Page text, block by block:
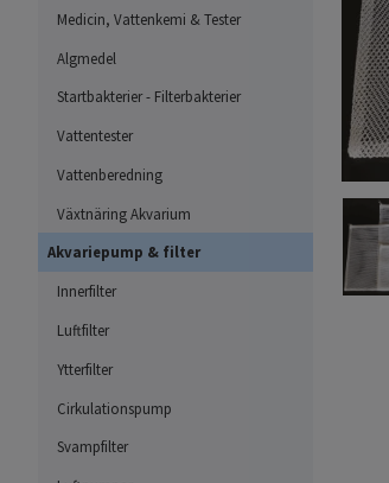
Medicin, Vattenkemi & Tester
Algmedel
Startbakterier - Filterbakterier
Vattentester
Vattenberedning
Växtnäring Akvarium
Akvariepump & filter
Innerfilter
Luftfilter
Ytterfilter
Cirkulationspump
Svampfilter